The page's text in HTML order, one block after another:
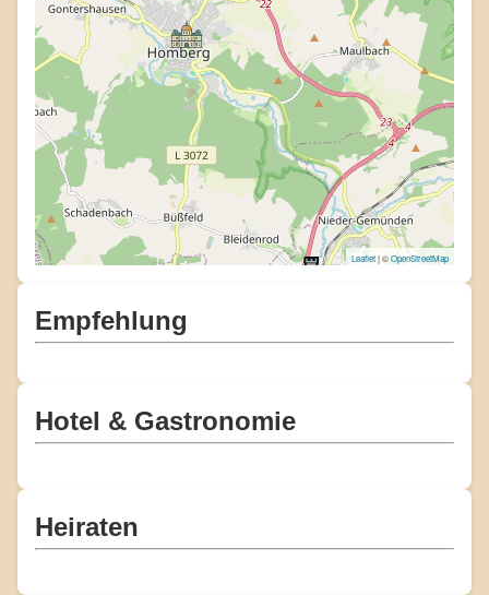
Leaflet| ©OpenStreetMap
Empfehlung
Hotel & Gastronomie
Heiraten